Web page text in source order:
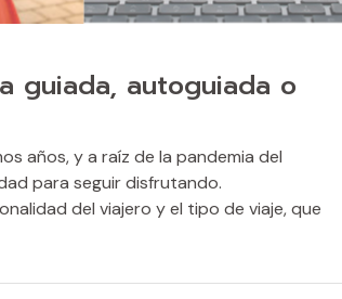
guiada, autoguiada o
años, y a raíz de la pandemia del
para seguir disfrutando.
del viajero y el tipo de viaje, que